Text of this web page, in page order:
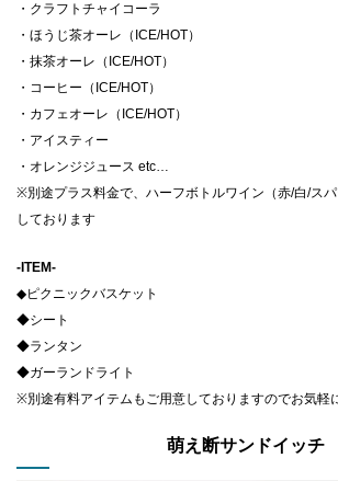
・クラフトチャイコーラ
・ほうじ茶オーレ（ICE/HOT）
・抹茶オーレ（ICE/HOT）
・コーヒー（ICE/HOT）
・カフェオーレ（ICE/HOT）
・アイスティー
・オレンジジュース etc…
※別途プラス料金で、ハーフボトルワイン（赤/白/ス
しております
-ITEM-
◆ピクニックバスケット
◆シート
◆ランタン
◆ガーランドライト
※別途有料アイテムもご用意しておりますのでお気
萌え断サンドイッチ